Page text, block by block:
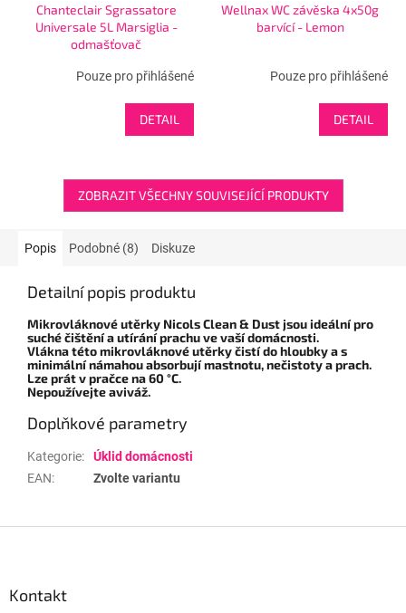
Chanteclair Sgrassatore
Universale 5L Marsiglia -
odmašťovač
Pouze pro přihlášené
DETAIL
Wellnax WC závěska 4x50g
barvící - Lemon
Pouze pro přihlášené
DETAIL
ZOBRAZIT VŠECHNY SOUVISEJÍCÍ PRODUKTY
Popis Podobné (8) Diskuze
Detailní popis produktu
Mikrovláknové utěrky NicolsClean & Dust jsou ideální pro
suché čištění a utírání prachu ve vaší domácnosti.
Vlákna této mikrovláknové utěrky čistí do hloubky a s
minimální námahou absorbují mastnotu, nečistoty a prach.
Lze prát v pračce na 60 °C.
Nepoužívejte aviváž.
Doplňkové parametry
Kategorie:
Úklid domácnosti
EAN: Zvolte variantu
Kontakt